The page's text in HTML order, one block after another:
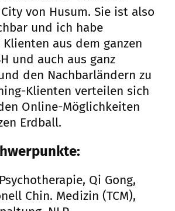
von Husum. Sie ist also
und ich habe
aus dem ganzen
und auch aus ganz
den Nachbarländern zu
Klienten verteilen sich
Online-Möglichkeiten
Erdball.
Qi Gong,
Chin. Medizin (TCM),